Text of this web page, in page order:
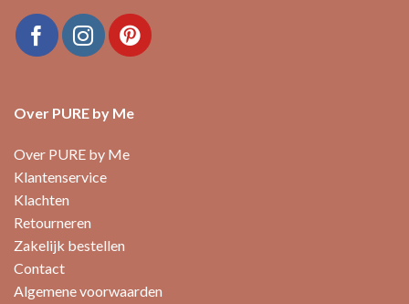
Over PURE by Me
Over PURE by Me
Klantenservice
Klachten
Retourneren
Zakelijk bestellen
Contact
Algemene voorwaarden